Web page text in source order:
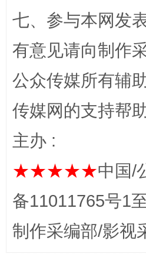
完善运行机制助力责任有
东山县通报“牛蛙产品抗生素超
七、参与本网发
有意见请向制作
公众传媒所有辅
传媒网的支持帮
主办 :
★★★★★中国/
备11011765号1
制作采编部/影视